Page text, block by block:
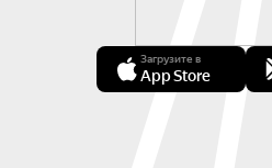
Загрузите в
App Store